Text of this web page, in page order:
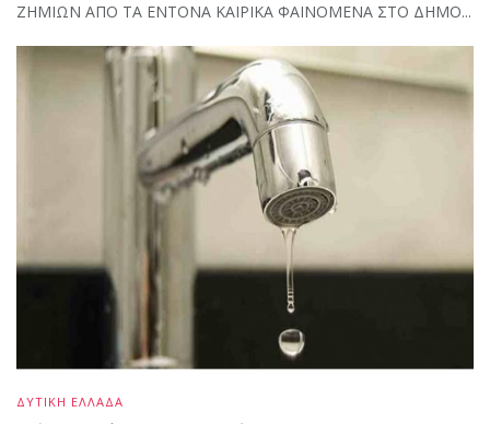
ΖΗΜΙΩΝ ΑΠΟ ΤΑ ΕΝΤΟΝΑ ΚΑΙΡΙΚΑ ΦΑΙΝΟΜΕΝΑ ΣΤΟ ΔΗΜΟ...
ΔΥΤΙΚΗ ΕΛΛΑΔΑ